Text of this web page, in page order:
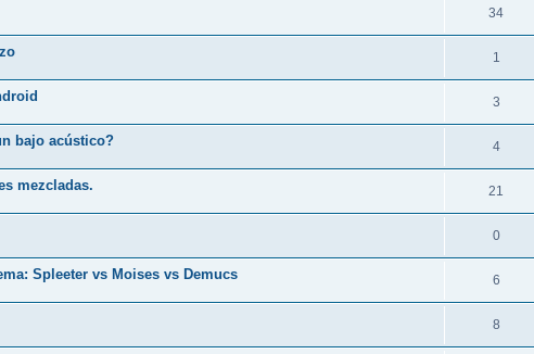
34
1
3
bajo acústico? 4
mezcladas. 21
0
Spleeter vs Moises vs Demucs 6
8